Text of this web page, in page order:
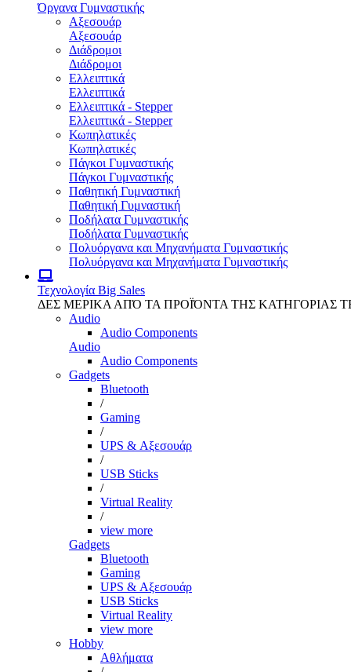
Όργανα Γυμναστικής
Αξεσουάρ
Αξεσουάρ
Διάδρομοι
Διάδρομοι
Ελλειπτικά
Ελλειπτικά
Ελλειπτικά - Stepper
Ελλειπτικά - Stepper
Κωπηλατικές
Κωπηλατικές
Πάγκοι Γυμναστικής
Πάγκοι Γυμναστικής
Παθητική Γυμναστική
Παθητική Γυμναστική
Ποδήλατα Γυμναστικής
Ποδήλατα Γυμναστικής
Πολυόργανα και Μηχανήματα Γυμναστικής
Πολυόργανα και Μηχανήματα Γυμναστικής
Τεχνολογία Big Sales
ΔΕΣ ΜΕΡΙΚΑ ΑΠΌ ΤΑ ΠΡΟΪΌΝΤΑ ΤΗΣ ΚΑΤΗΓΟΡΙΑΣ
Audio
Audio Components
Audio
Audio Components
Gadgets
Bluetooth
/
Gaming
/
UPS & Αξεσουάρ
/
USB Sticks
/
Virtual Reality
/
view more
Gadgets
Bluetooth
Gaming
UPS & Αξεσουάρ
USB Sticks
Virtual Reality
view more
Hobby
Αθλήματα